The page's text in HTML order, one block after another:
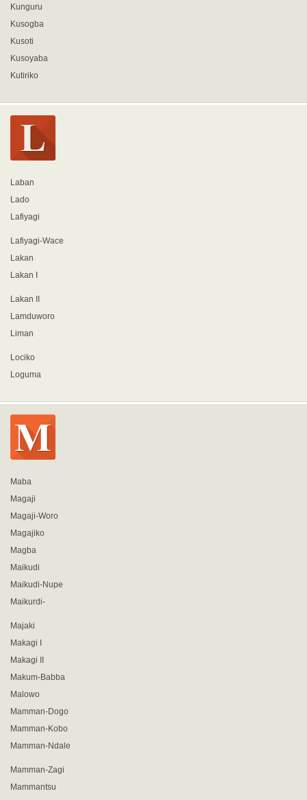
Kunguru
Kusogba
Kusoti
Kusoyaba
Kutiriko
Laban
Lado
Lafiyagi
Lafiyagi-Wace
Lakan
Lakan I
Lakan II
Lamduworo
Liman
Lociko
Loguma
Maba
Magaji
Magaji-Woro
Magajiko
Magba
Maikudi
Maikudi-Nupe
Maikurdi-
Majaki
Makagi I
Makagi II
Makum-Babba
Malowo
Mamman-Dogo
Mamman-Kobo
Mamman-Ndale
Mamman-Zagi
Mammantsu